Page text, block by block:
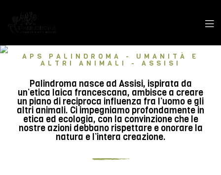
APS PALINDROMA - UMANITÀ E
ALTRI ANIMALI - ASSISI
Palindroma nasce ad Assisi, ispirata da
un’etica laica francescana, ambisce a creare
un piano di reciproca influenza fra l’uomo e gli
altri animali. Ci impegniamo profondamente in
etica ed ecologia, con la convinzione che le
nostre azioni debbano rispettare e onorare la
natura e l’intera creazione.